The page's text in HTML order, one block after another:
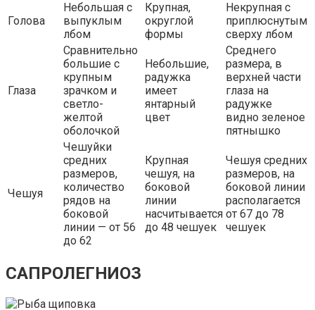
Голова
Небольшая с
выпуклым
лбом
Крупная,
округлой
формы
Некрупная с
приплюснутым
сверху лбом
Глаза
Сравнительно
большие с
крупным
зрачком и
светло-
желтой
оболочкой
Небольшие,
радужка
имеет
янтарный
цвет
Среднего
размера, в
верхней части
глаза на
радужке
видно зеленое
пятнышко
Чешуя
Чешуйки
средних
размеров,
количество
рядов на
боковой
линии — от 56
до 62
Крупная
чешуя, на
боковой
линии
насчитывается
до 48 чешуек
Чешуя средних
размеров, на
боковой линии
располагается
от 67 до 78
чешуек
САПРОЛЕГНИОЗ